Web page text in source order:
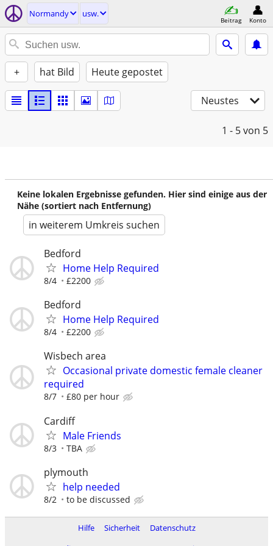
Normandy usw.
Beitrag Konto
+ hat Bild Heute gepostet
Neustes
1 - 5von 5
Keine lokalen Ergebnisse gefunden. Hier sind einige aus der
Nähe (sortiert nach Entfernung)
in weiterem Umkreis suchen
Bedford
Home Help Required
8/4 £2200
Bedford
Home Help Required
8/4 £2200
Wisbech area
Occasional private domestic female cleaner
required
8/7 £80 per hour
Cardiff
Male Friends
8/3 TBA
plymouth
help needed
8/2 to be discussed
Hilfe Sicherheit
Datenschutz